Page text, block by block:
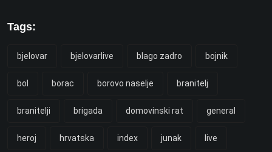
Tags:
bjelovar bjelovarlive blago zadro bojnik
bol borac borovo naselje branitelj
branitelji brigada domovinski rat general
heroj hrvatska index junak live